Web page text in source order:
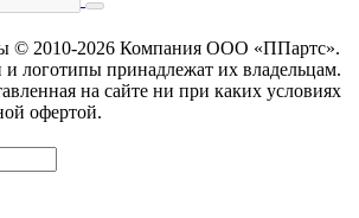
© 2010-2026 Компания ООО «ППартс».
логотипы принадлежат их владельцам.
на сайте ни при каких условиях
офертой.